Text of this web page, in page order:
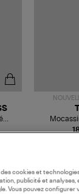
cookies et
publicité et analyses,
Vous pouvez configurer